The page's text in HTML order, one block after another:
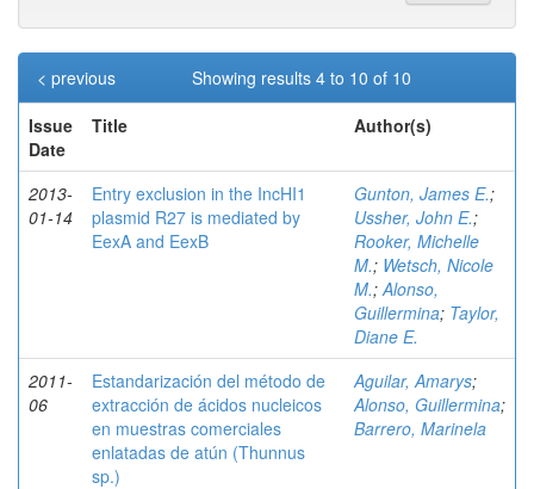
Showing results 4 to 10 of 10
< previous
Issue
Date
Title Author(s)
2013-
01-14
Entry exclusion in the IncHI1
plasmid R27 is mediated by
EexA and EexB
Gunton, James E.;
Ussher, John E.;
Rooker, Michelle
M.; Wetsch, Nicole
M.;Alonso,
Guillermina; Taylor,
Diane E.
2011-
06
Estandarización del método de
extracción de ácidos nucleicos
en muestras comerciales
enlatadas de atún (Thunnus
sp.)
Aguilar, Amarys;
Alonso, Guillermina;
Barrero, Marinela